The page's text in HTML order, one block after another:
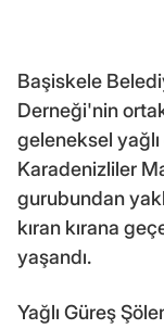
Başiskele
Derneği'nin
geleneksel
Karadenizliler
gurubundan
kıran kırana
yaşandı.
Yağlı Güreş